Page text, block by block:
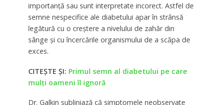
importanță sau sunt interpretate incorect. Astfel de
semne nespecifice ale diabetului apar în strânsă
legătură cu o creștere a nivelului de zahăr din
sânge și cu încercările organismului de a scăpa de
exces.
CITEȘTE ȘI: Primul semn al diabetului pe care
mulți oameni îl ignoră
Dr. Galkin subliniază că simptomele neobservate